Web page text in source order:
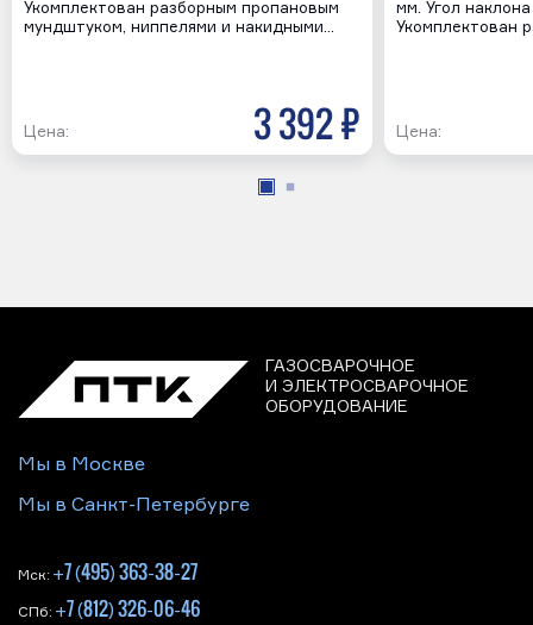
Укомплектован разборным пропановым
мундштуком, ниппелями и накидными…
Цена: 3 392 р
мм. Угол наклона
Укомплектован
Цена:
ГАЗОСВАРОЧНОЕ
И ЭЛЕКТРОСВАРОЧНОЕ
ОБОРУДОВАНИЕ
Мы в Москве
Мы в Санкт-Петербурге
Мск: +7 (495) 363-38-27
СПб: +7 (812) 326-06-46